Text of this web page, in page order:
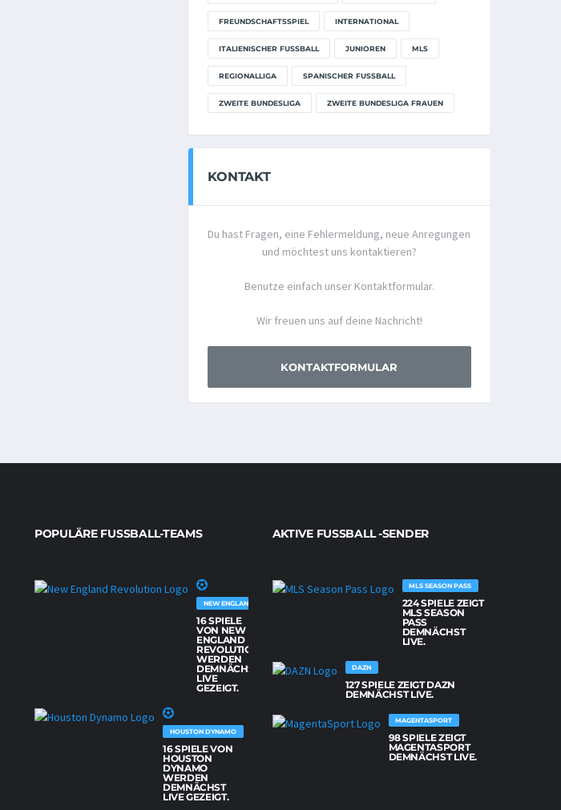
FREUNDSCHAFTSSPIEL INTERNATIONAL
ITALIENISCHER FUSSBALL JUNIOREN MLS
REGIONALLIGA SPANISCHER FUSSBALL
ZWEITE BUNDESLIGA ZWEITE BUNDESLIGA FRAUEN
KONTAKT
Du hast Fragen, eine Fehlermeldung, neue Anregungen
und möchtest uns kontaktieren?
Benutze einfach unser Kontaktformular.
Wir freuen uns auf deine Nachricht!
KONTAKTFORMULAR
POPULÄRE FUSSBALL-TEAMS
NEW ENGLAND REVOLUTION
16 SPIELE
VON NEW
ENGLAND
REVOLUTION
WERDEN
DEMNÄCHST
LIVE
GEZEIGT.
HOUSTON DYNAMO
16 SPIELE VON
HOUSTON
DYNAMO
WERDEN
DEMNÄCHST
LIVE GEZEIGT.
AKTIVE FUSSBALL -SENDER
MLS SEASON PASS
224 SPIELE ZEIGT
MLS SEASON
PASS
DEMNÄCHST
LIVE.
DAZN
127 SPIELE ZEIGT DAZN
DEMNÄCHST LIVE.
MAGENTASPORT
98 SPIELE ZEIGT
MAGENTASPORT
DEMNÄCHST LIVE.